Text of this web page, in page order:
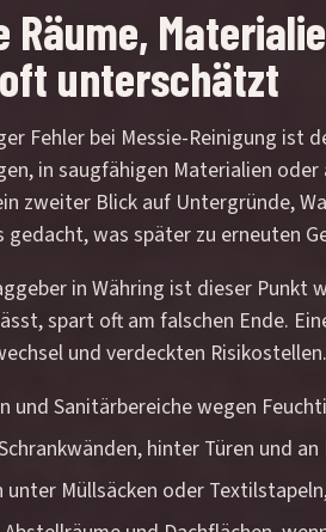
Räume,
oft unterschätzt
Fehler bei Messie-Reinigung ist
in saugfähigen Materialien
zweiter Blick auf Untergründe,
gedacht, was später zu erneuten
in Währing ist dieser Punkt
spart oft am falschen Ende.
und verdeckten Risikostellen.
und Sanitärbereiche wegen
hinter Türen und
unter Müllsäcken oder